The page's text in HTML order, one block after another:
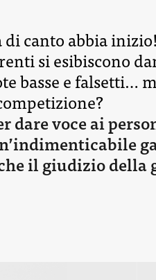
di canto abbia inizio!
si esibiscono
basse e falsetti…
dare voce ai
il giudizio della